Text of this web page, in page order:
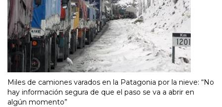
Miles de camiones varados en la Patagonia por la nieve: “No
hay información segura de que el paso se va a abrir en
algún momento”